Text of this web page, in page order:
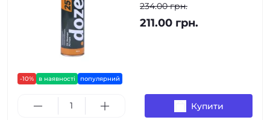
-10% в наявності популярний
234.00 грн.
211.00 грн.
Купити